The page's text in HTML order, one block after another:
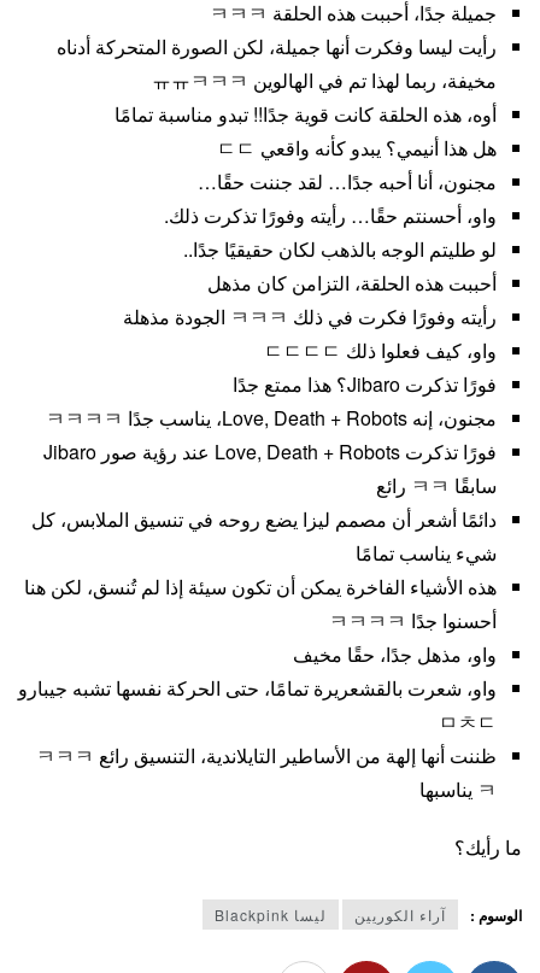
جميلة جدًا، أحببت هذه الحلقة ㅋㅋㅋ
رأيت ليسا وفكرت أنها جميلة، لكن الصورة المتحركة أدناه
مخيفة، ربما لهذا تم في الهالوين ㅠㅠㅋㅋㅋ
أوه، هذه الحلقة كانت قوية جدًا!! تبدو مناسبة تمامًا
هل هذا أنيمي؟ يبدو كأنه واقعي ㄷㄷ
مجنون، أنا أحبه جدًا… لقد جننت حقًا…
واو، أحسنتم حقًا… رأيته وفورًا تذكرت ذلك.
لو طليتم الوجه بالذهب لكان حقيقيًا جدًا..
أحببت هذه الحلقة، التزامن كان مذهل
رأيته وفورًا فكرت في ذلك ㅋㅋㅋ الجودة مذهلة
واو، كيف فعلوا ذلك ㄷㄷㄷㄷ
فورًا تذكرت Jibaro؟ هذا ممتع جدًا
مجنون، إنه Love, Death + Robots، يناسب جدًا ㅋㅋㅋㅋ
فورًا تذكرت Love, Death + Robots عند رؤية صور Jibaro
سابقًا ㅋㅋ رائع
دائمًا أشعر أن مصمم ليزا يضع روحه في تنسيق الملابس، كل
شيء يناسب تمامًا
هذه الأشياء الفاخرة يمكن أن تكون سيئة إذا لم تُنسق، لكن هنا
أحسنوا جدًا ㅋㅋㅋㅋ
واو، مذهل جدًا، حقًا مخيف
واو، شعرت بالقشعريرة تمامًا، حتى الحركة نفسها تشبه جيبارو
ㅁㅊㄷ
ظننت أنها إلهة من الأساطير التايلاندية، التنسيق رائع ㅋㅋㅋ
ㅋ يناسبها
ما رأيك؟
الوسوم : آراء الكوريين ليسا Blackpink